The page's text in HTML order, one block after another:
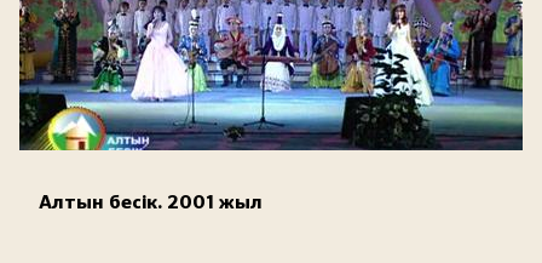
Алтын бесік. 2001 жыл